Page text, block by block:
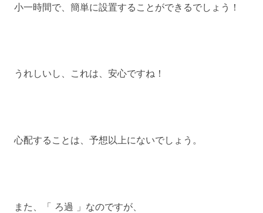
小一時間で、簡単に設置することができるでしょう！
うれしいし、これは、安心ですね！
心配することは、予想以上にないでしょう。
また、「 ろ過 」なのですが、